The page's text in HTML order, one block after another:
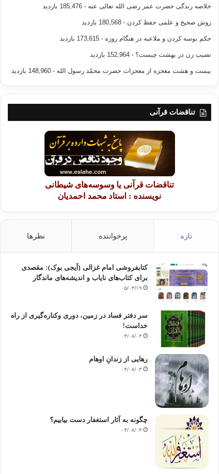
خلاصه زندگی حضرت عمر رضی الله تعالی عنه - 185,476 بازدید
روش صحیح و علمی حفظ کردن - 180,568 بازدید
حکم بوسه کردن و ملاعبه در هنگام روزه - 173,615 بازدید
نصیب زن در بهشت چیست؟ - 152,964 بازدید
بیست و هشت معجزه از معجزات حضرت محمّد رسول الله - 148,960 بازدید
تناقضات قرآنی
تناقضات قرآنی یا وسوسه‌های شیطانی
نویسنده : استاد محمد احمدیان
تازه پرخواننده نظرها
کتابفروشی امام غزالی (آیجی بوک): مقصدی
برای کتاب‌های نایاب و اندیشه‌های ماندگار
۰۵/۰۳/۱۹
سر دفتر فساد در زمین‌، دوری وکناره‌گیری از راه
خداست‌!
۰۴/۰۸/۰۳
رهایی از زندانِ اوهام
۰۴/۰۸/۰۳
چگونه به آثار استغفار دست بیابیم؟
۰۴/۰۸/۰۳